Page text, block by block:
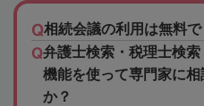
相続会議の利用は無料で
弁護士検索・税理士検
機能を使って専門家に
か？